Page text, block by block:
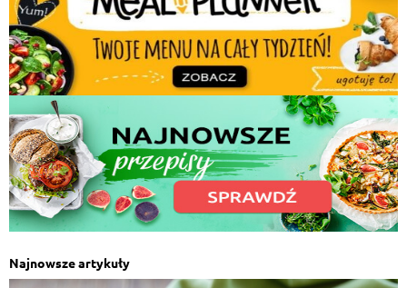
Najnowsze artykuły